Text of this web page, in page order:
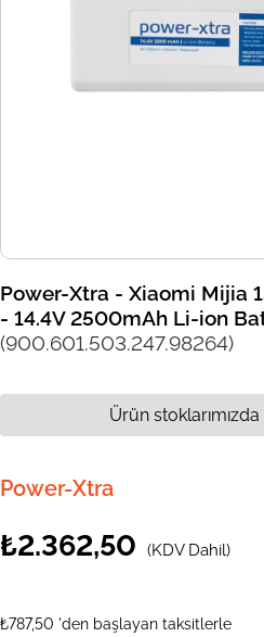
Power-Xtra - Xiaomi Mijia
- 14.4V 2500mAh Li-ion
(900.601.503.247.98264)
Power-Xtra
₺2.362,50 (KDV Dahil)
₺787,50 'den başlayan taksitlerle
Ürün stoklarımızda